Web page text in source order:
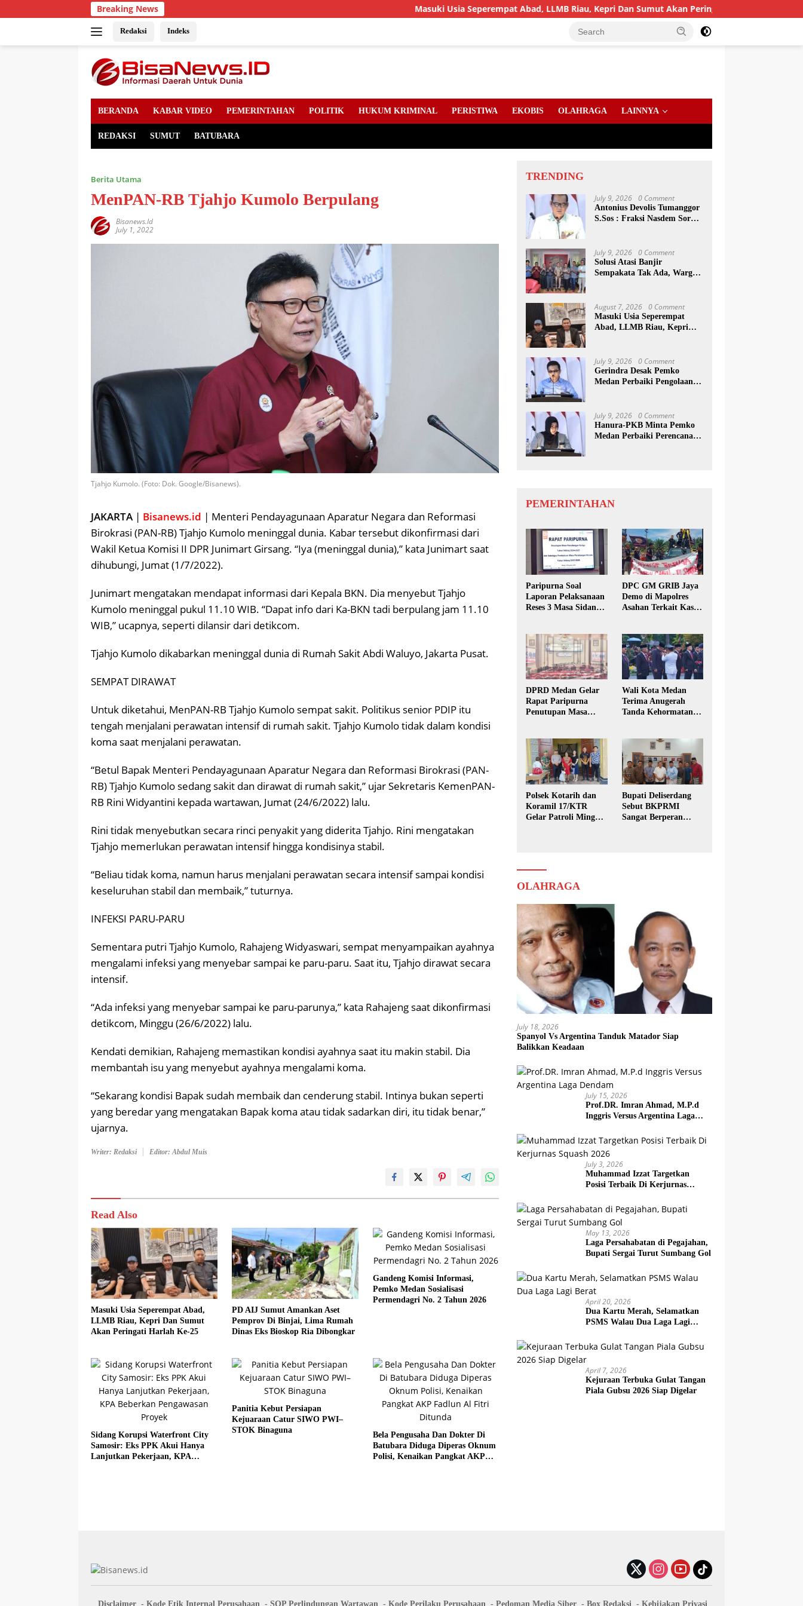
to
Breaking News Masuki Usia Seperempat Abad, LLMB Riau, Kepri Dan Sumut Akan Peringati Harlah Ke-25
Redaksi Indeks
BERANDA KABAR VIDEO PEMERINTAHAN POLITIK HUKUM KRIMINAL PERISTIWA EKOBIS OLAHRAGA LAINNYA
REDAKSI SUMUT BATUBARA
Berita Utama
MenPAN-RB Tjahjo Kumolo Berpulang
Bisanews.id
July 1, 2022
Tjahjo Kumolo. (Foto: Dok. Google/Bisanews).
JAKARTA | Bisanews.id | Menteri Pendayagunaan Aparatur Negara dan Reformasi
Birokrasi (PAN-RB) Tjahjo Kumolo meninggal dunia. Kabar tersebut dikonfirmasi dari
Wakil Ketua Komisi II DPR Junimart Girsang. “Iya (meninggal dunia),” kata Junimart saat
dihubungi, Jumat (1/7/2022).
Junimart mengatakan mendapat informasi dari Kepala BKN. Dia menyebut Tjahjo
Kumolo meninggal pukul 11.10 WIB. “Dapat info dari Ka-BKN tadi berpulang jam 11.10
WIB,” ucapnya, seperti dilansir dari detikcom.
Tjahjo Kumolo dikabarkan meninggal dunia di Rumah Sakit Abdi Waluyo, Jakarta Pusat.
SEMPAT DIRAWAT
Untuk diketahui, MenPAN-RB Tjahjo Kumolo sempat sakit. Politikus senior PDIP itu
tengah menjalani perawatan intensif di rumah sakit. Tjahjo Kumolo tidak dalam kondisi
koma saat menjalani perawatan.
“Betul Bapak Menteri Pendayagunaan Aparatur Negara dan Reformasi Birokrasi (PAN-
RB) Tjahjo Kumolo sedang sakit dan dirawat di rumah sakit,” ujar Sekretaris KemenPAN-
RB Rini Widyantini kepada wartawan, Jumat (24/6/2022) lalu.
Rini tidak menyebutkan secara rinci penyakit yang diderita Tjahjo. Rini mengatakan
Tjahjo memerlukan perawatan intensif hingga kondisinya stabil.
“Beliau tidak koma, namun harus menjalani perawatan secara intensif sampai kondisi
keseluruhan stabil dan membaik,” tuturnya.
INFEKSI PARU-PARU
Sementara putri Tjahjo Kumolo, Rahajeng Widyaswari, sempat menyampaikan ayahnya
mengalami infeksi yang menyebar sampai ke paru-paru. Saat itu, Tjahjo dirawat secara
intensif.
“Ada infeksi yang menyebar sampai ke paru-parunya,” kata Rahajeng saat dikonfirmasi
detikcom, Minggu (26/6/2022) lalu.
Kendati demikian, Rahajeng memastikan kondisi ayahnya saat itu makin stabil. Dia
membantah isu yang menyebut ayahnya mengalami koma.
“Sekarang kondisi Bapak sudah membaik dan cenderung stabil. Intinya bukan seperti
yang beredar yang mengatakan Bapak koma atau tidak sadarkan diri, itu tidak benar,”
ujarnya.
Writer: Redaksi Editor: Abdul Muis
Read Also
Masuki Usia Seperempat Abad,
LLMB Riau, Kepri Dan Sumut
Akan Peringati Harlah Ke-25
PD AIJ Sumut Amankan Aset
Pemprov Di Binjai, Lima Rumah
Dinas Eks Bioskop Ria Dibongkar
Gandeng Komisi Informasi,
Pemko Medan Sosialisasi
Permendagri No. 2 Tahun 2026
Sidang Korupsi Waterfront City
Samosir: Eks PPK Akui Hanya
Lanjutkan Pekerjaan, KPA
Panitia Kebut Persiapan
Kejuaraan Catur SIWO PWI–
STOK Binaguna
Bela Pengusaha Dan Dokter Di
Batubara Diduga Diperas Oknum
Polisi, Kenaikan Pangkat AKP
TRENDING
July 9, 2026 0 Comment
Antonius Devolis Tumanggor
S.Sos : Fraksi Nasdem Soroti
July 9, 2026 0 Comment
Solusi Atasi Banjir
Sempakata Tak Ada, Warga
August 7, 2026 0 Comment
Masuki Usia Seperempat
Abad, LLMB Riau, Kepri
July 9, 2026 0 Comment
Gerindra Desak Pemko
Medan Perbaiki Pengolaan
July 9, 2026 0 Comment
Hanura-PKB Minta Pemko
Medan Perbaiki Perencanaan
PEMERINTAHAN
Paripurna Soal
Laporan Pelaksanaan
Reses 3 Masa Sidang
DPC GM GRIB Jaya
Demo di Mapolres
Asahan Terkait Kasus
DPRD Medan Gelar
Rapat Paripurna
Penutupan Masa
Wali Kota Medan
Terima Anugerah
Tanda Kehormatan
Polsek Kotarih dan
Koramil 17/KTR
Gelar Patroli Minggu
Bupati Deliserdang
Sebut BKPRMI
Sangat Berperan
OLAHRAGA
July 18, 2026
Spanyol Vs Argentina Tanduk Matador Siap
Balikkan Keadaan
July 15, 2026
Prof.DR. Imran Ahmad, M.P.d
Inggris Versus Argentina Laga
July 3, 2026
Muhammad Izzat Targetkan
Posisi Terbaik Di Kerjurnas
May 13, 2026
Laga Persahabatan di Pegajahan,
Bupati Sergai Turut Sumbang Gol
April 20, 2026
Dua Kartu Merah, Selamatkan
PSMS Walau Dua Laga Lagi
April 7, 2026
Kejuraan Terbuka Gulat Tangan
Piala Gubsu 2026 Siap Digelar
Disclaimer Kode Etik Internal Perusahaan SOP Perlindungan Wartawan Kode Perilaku Perusahaan Pedoman Media Siber Box Redaksi Kebijakan Privasi